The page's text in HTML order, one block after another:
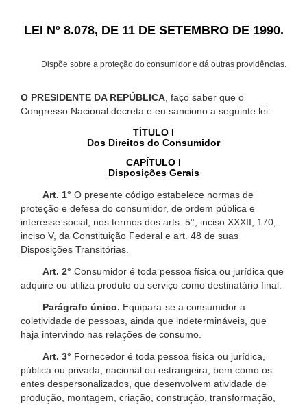
LEI Nº 8.078, DE 11 DE SETEMBRO DE 1990.
Dispõe sobre a proteção do consumidor e dá outras providências.
O PRESIDENTE DA REPÚBLICA , faço saber que o
Congresso Nacional decreta e eu sanciono a seguinte lei:
TÍTULO I
Dos Direitos do Consumidor
CAPÍTULO I
Disposições Gerais
Art. 1° O presente código estabelece normas de
proteção e defesa do consumidor, de ordem pública e
interesse social, nos termos dos arts. 5°, inciso XXXII, 170,
inciso V, da Constituição Federal e art. 48 de suas
Disposições Transitórias.
Art. 2° Consumidor é toda pessoa física ou jurídica que
adquire ou utiliza produto ou serviço como destinatário final.
Parágrafo único. Equipara-se a consumidor a
coletividade de pessoas, ainda que indetermináveis, que
haja intervindo nas relações de consumo.
Art. 3° Fornecedor é toda pessoa física ou jurídica,
pública ou privada, nacional ou estrangeira, bem como os
entes despersonalizados, que desenvolvem atividade de
produção, montagem, criação, construção, transformação,